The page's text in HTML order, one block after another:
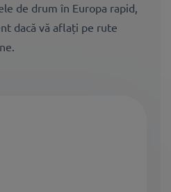
de drum în Europa rapid,
dacă vă aflați pe rute